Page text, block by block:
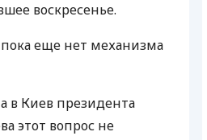
воскресенье.
еще нет механизма
в Киев президента
этот вопрос не